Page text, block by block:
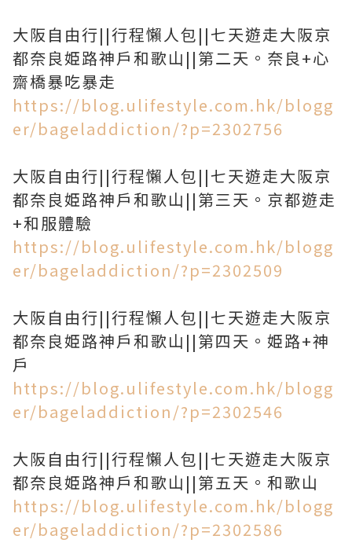
大阪自由行||行程懶人包||七天遊走大阪京
都奈良姫路神戶和歌山||第二天。奈良+心
齋橋暴吃暴走
https://blog.ulifestyle.com.hk/blogg
er/bageladdiction/?p=2302756
大阪自由行||行程懶人包||七天遊走大阪京
都奈良姫路神戶和歌山||第三天。京都遊走
+和服體驗
https://blog.ulifestyle.com.hk/blogg
er/bageladdiction/?p=2302509
大阪自由行||行程懶人包||七天遊走大阪京
都奈良姫路神戶和歌山||第四天。姫路+神
戶
https://blog.ulifestyle.com.hk/blogg
er/bageladdiction/?p=2302546
大阪自由行||行程懶人包||七天遊走大阪京
都奈良姫路神戶和歌山||第五天。和歌山
https://blog.ulifestyle.com.hk/blogg
er/bageladdiction/?p=2302586